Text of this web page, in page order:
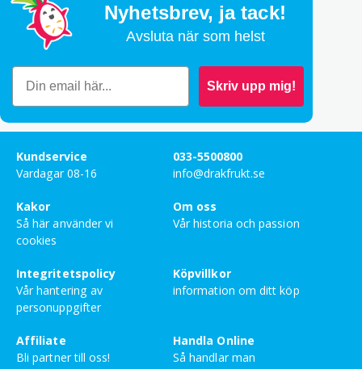
Nyhetsbrev, ja tack!
Avsluta när som helst
Skriv upp mig!
Kundservice
Vardagar 08-16
033-5500800
info@drakfrukt.se
Kakor
Så här använder vi
cookies
Om oss
Vår historia och passion
Integritetspolicy
Vår hantering av
personuppgifter
Köpvillkor
information om ditt köp
Affiliate
Bli partner till oss!
Handla Online
Så handlar man